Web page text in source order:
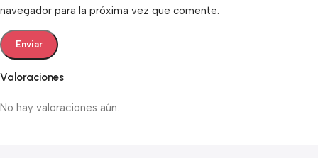
Valoraciones
No hay valoraciones aún.
navegador para la próxima vez que comente.